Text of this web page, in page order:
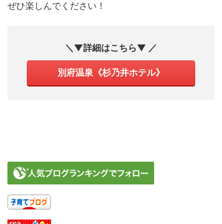
ぜひ楽しんでください！
＼▼詳細はこちら▼ ／
別府温泉《杉乃井ホテル》